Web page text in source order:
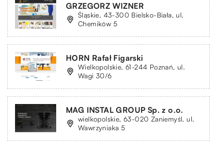
GRZEGORZ WIZNER
Śląskie, 43-300 Bielsko-Biała, ul.
Chemików 5
HORN Rafał Figarski
Wielkopolskie, 61-244 Poznań, ul.
Wagi 30/6
MAG INSTAL GROUP Sp. z o.o.
wielkopolskie, 63-020 Zaniemyśl, ul.
Wawrzyniaka 5